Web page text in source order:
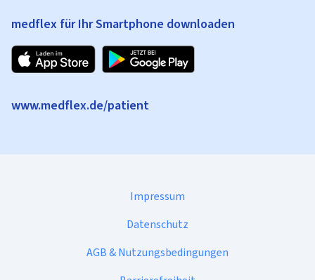
medflex für Ihr Smartphone downloaden
www.medflex.de/patient
Impressum
Datenschutz
AGB & Nutzungsbedingungen